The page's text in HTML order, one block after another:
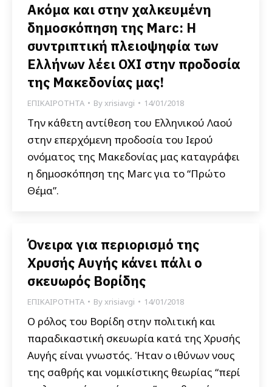
Ακόμα και στην χαλκευμένη
δημοσκόπηση της Marc: Η
συντριπτική πλειοψηφία των
Ελλήνων λέει ΟΧΙ στην προδοσία
της Μακεδονίας μας!
ΕΠΙΚΑΙΡΟΤΗΤΑ Byxrisiavgi 14/01/2018
Την κάθετη αντίθεση του Ελληνικού Λαού
στην επερχόμενη προδοσία του Ιερού
ονόματος της Μακεδονίας μας καταγράφει
η δημοσκόπηση της Marc για το “Πρώτο
Θέμα”.
Όνειρα για περιορισμό της
Χρυσής Αυγής κάνει πάλι ο
σκευωρός Βορίδης
ΕΠΙΚΑΙΡΟΤΗΤΑ Byxrisiavgi 14/01/2018
Ο ρόλος του Βορίδη στην πολιτική και
παραδικαστική σκευωρία κατά της Χρυσής
Αυγής είναι γνωστός. Ήταν ο ιθύνων νους
της σαθρής και νομικίστικης θεωρίας “περί